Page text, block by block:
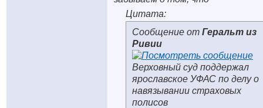
Цитата:
Сообщение от Геральт из
Ривии
Верховный суд поддержал
ярославское УФАС по делу о
навязывании страховых
полисов